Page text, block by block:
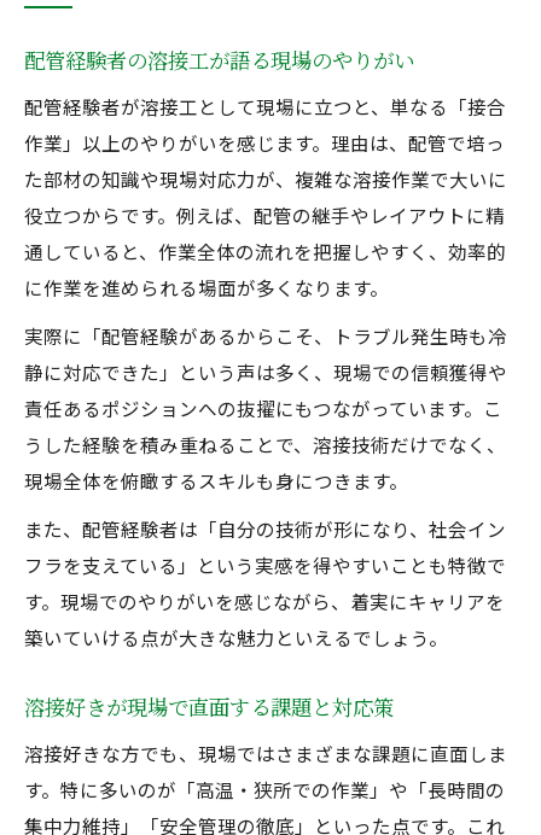
配管経験者の溶接工が語る現場のやりがい
配管経験者が溶接工として現場に立つと、単なる「接合
作業」以上のやりがいを感じます。理由は、配管で培っ
た部材の知識や現場対応力が、複雑な溶接作業で大いに
役立つからです。例えば、配管の継手やレイアウトに精
通していると、作業全体の流れを把握しやすく、効率的
に作業を進められる場面が多くなります。
実際に「配管経験があるからこそ、トラブル発生時も冷
静に対応できた」という声は多く、現場での信頼獲得や
責任あるポジションへの抜擢にもつながっています。こ
うした経験を積み重ねることで、溶接技術だけでなく、
現場全体を俯瞰するスキルも身につきます。
また、配管経験者は「自分の技術が形になり、社会イン
フラを支えている」という実感を得やすいことも特徴で
す。現場でのやりがいを感じながら、着実にキャリアを
築いていける点が大きな魅力といえるでしょう。
溶接好きが現場で直面する課題と対応策
溶接好きな方でも、現場ではさまざまな課題に直面しま
す。特に多いのが「高温・狭所での作業」や「長時間の
集中力維持」「安全管理の徹底」といった点です。これ